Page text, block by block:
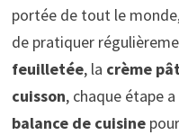
portée de tout le
de pratiquer
feuilletée, la crème
cuisson, chaque étape
balance de cuisine